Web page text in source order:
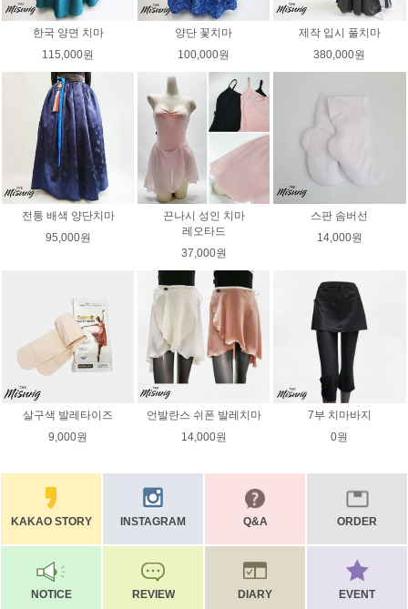
한국 양면 치마
115,000원
양단 꽃치마
100,000원
제작 입시 풀치마
380,000원
전통 배색 양단치마
95,000원
끈나시 성인 치마
레오타드
37,000원
스판 솜버선
14,000원
살구색 발레타이즈
9,000원
언발란스 쉬폰 발레치마
14,000원
7부 치마바지
0원
KAKAO STORY INSTAGRAM Q&A ORDER
NOTICE REVIEW DIARY EVENT